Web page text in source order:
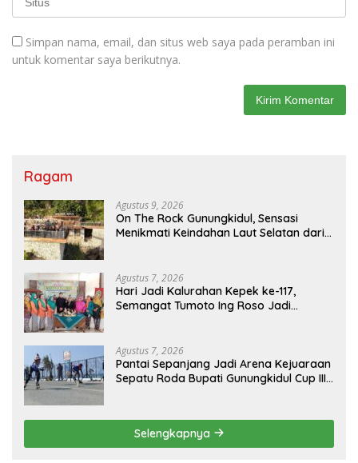
Simpan nama, email, dan situs web saya pada peramban ini
untuk komentar saya berikutnya.
Ragam
Agustus 9, 2026
On The Rock Gunungkidul, Sensasi
Menikmati Keindahan Laut Selatan dari
Agustus 7, 2026
Hari Jadi Kalurahan Kepek ke-117,
Semangat Tumoto Ing Roso Jadi
Agustus 7, 2026
Pantai Sepanjang Jadi Arena Kejuaraan
Sepatu Roda Bupati Gunungkidul Cup III
Selengkapnya